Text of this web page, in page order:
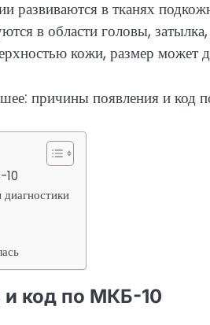
развиваются в тканях
в области головы,
кожи, размер может
10
код по МКБ-10